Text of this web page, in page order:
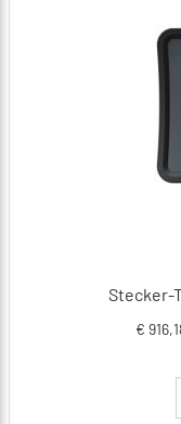
Stecker-
€